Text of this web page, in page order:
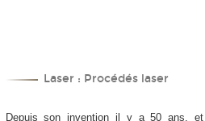
Laser : Procédés laser
Depuis son invention il y a 50 ans, et